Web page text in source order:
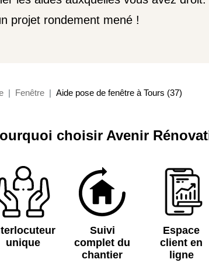
projet rondement mené !
Fenêtre Aide pose de fenêtre à Tours (37)
choisir Avenir
unique
Suivi
complet du
chantier
Espace
client en
ligne